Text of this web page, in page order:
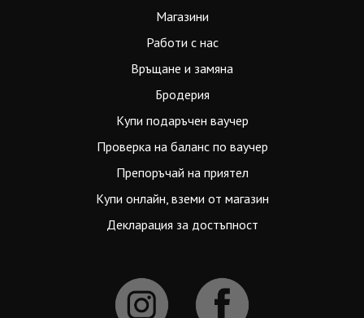
Магазини
Работи с нас
Връщане и замяна
Бродерия
Купи подаръчен ваучер
Проверка на баланс по ваучер
Препоръчай на приятел
Купи онлайн, вземи от магазин
Декларация за достъпност